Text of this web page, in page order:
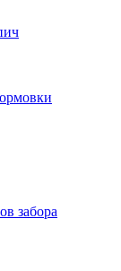
забора